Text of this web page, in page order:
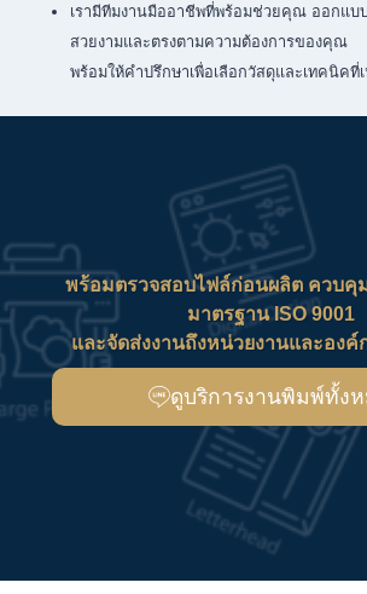
เรามีทีมงานมืออาชีพที่พร้อมช่วยคุณ ออกแบ
สวยงามและตรงตามความต้องการของคุณ
พร้อมให้คำปรึกษาเพื่อเลือกวัสดุและเทคนิคที่
พร้อมตรวจสอบไฟล์ก่อนผลิต ควบ
มาตรฐาน ISO 9001
และจัดส่งงานถึงหน่วยงานและองค์
ดูบริการงานพิมพ์ทั้ง